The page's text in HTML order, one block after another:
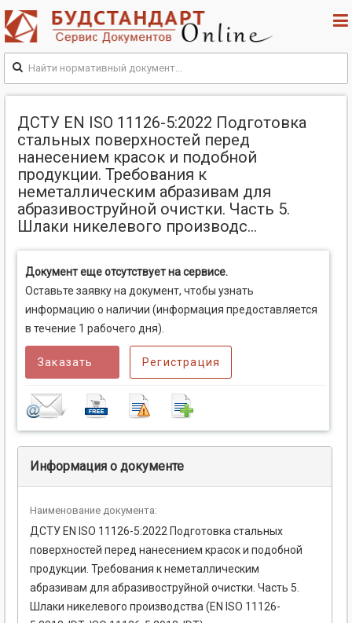
ДСТУ EN ISO 11126-5:2022 Подготовка
стальных поверхностей перед
нанесением красок и подобной
продукции. Требования к
неметаллическим абразивам для
абразивоструйной очистки. Часть 5.
Шлаки никелевого производс...
Документ еще отсутствует на сервисе.
Оставьте заявку на документ, чтобы узнать
информацию о наличии (информация предоставляется
в течение 1 рабочего дня).
Заказать Регистрация
Информация о документе
Наименование документа:
ДСТУ EN ISO 11126-5:2022 Подготовка стальных
поверхностей перед нанесением красок и подобной
продукции. Требования к неметаллическим
абразивам для абразивоструйной очистки. Часть 5.
Шлаки никелевого производства (EN ISO 11126-